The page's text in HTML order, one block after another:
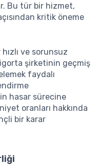
Bu tür bir hizmet,
kritik öneme
ve sorunsuz
şirketinin geçmiş
faydalı
hasar sürecine
oranları hakkında
bir karar